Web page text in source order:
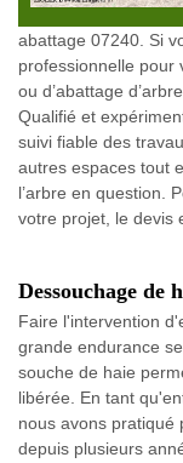
abattage 07240. Si
professionnelle pour
ou d’abattage
Qualifié et
suivi fiable des
autres espaces tout
l’arbre en question.
votre projet, le devis
Dessouchage de
Faire l'intervention
grande endurance
souche de haie
libérée. En tant
nous avons pratiqué
depuis plusieurs